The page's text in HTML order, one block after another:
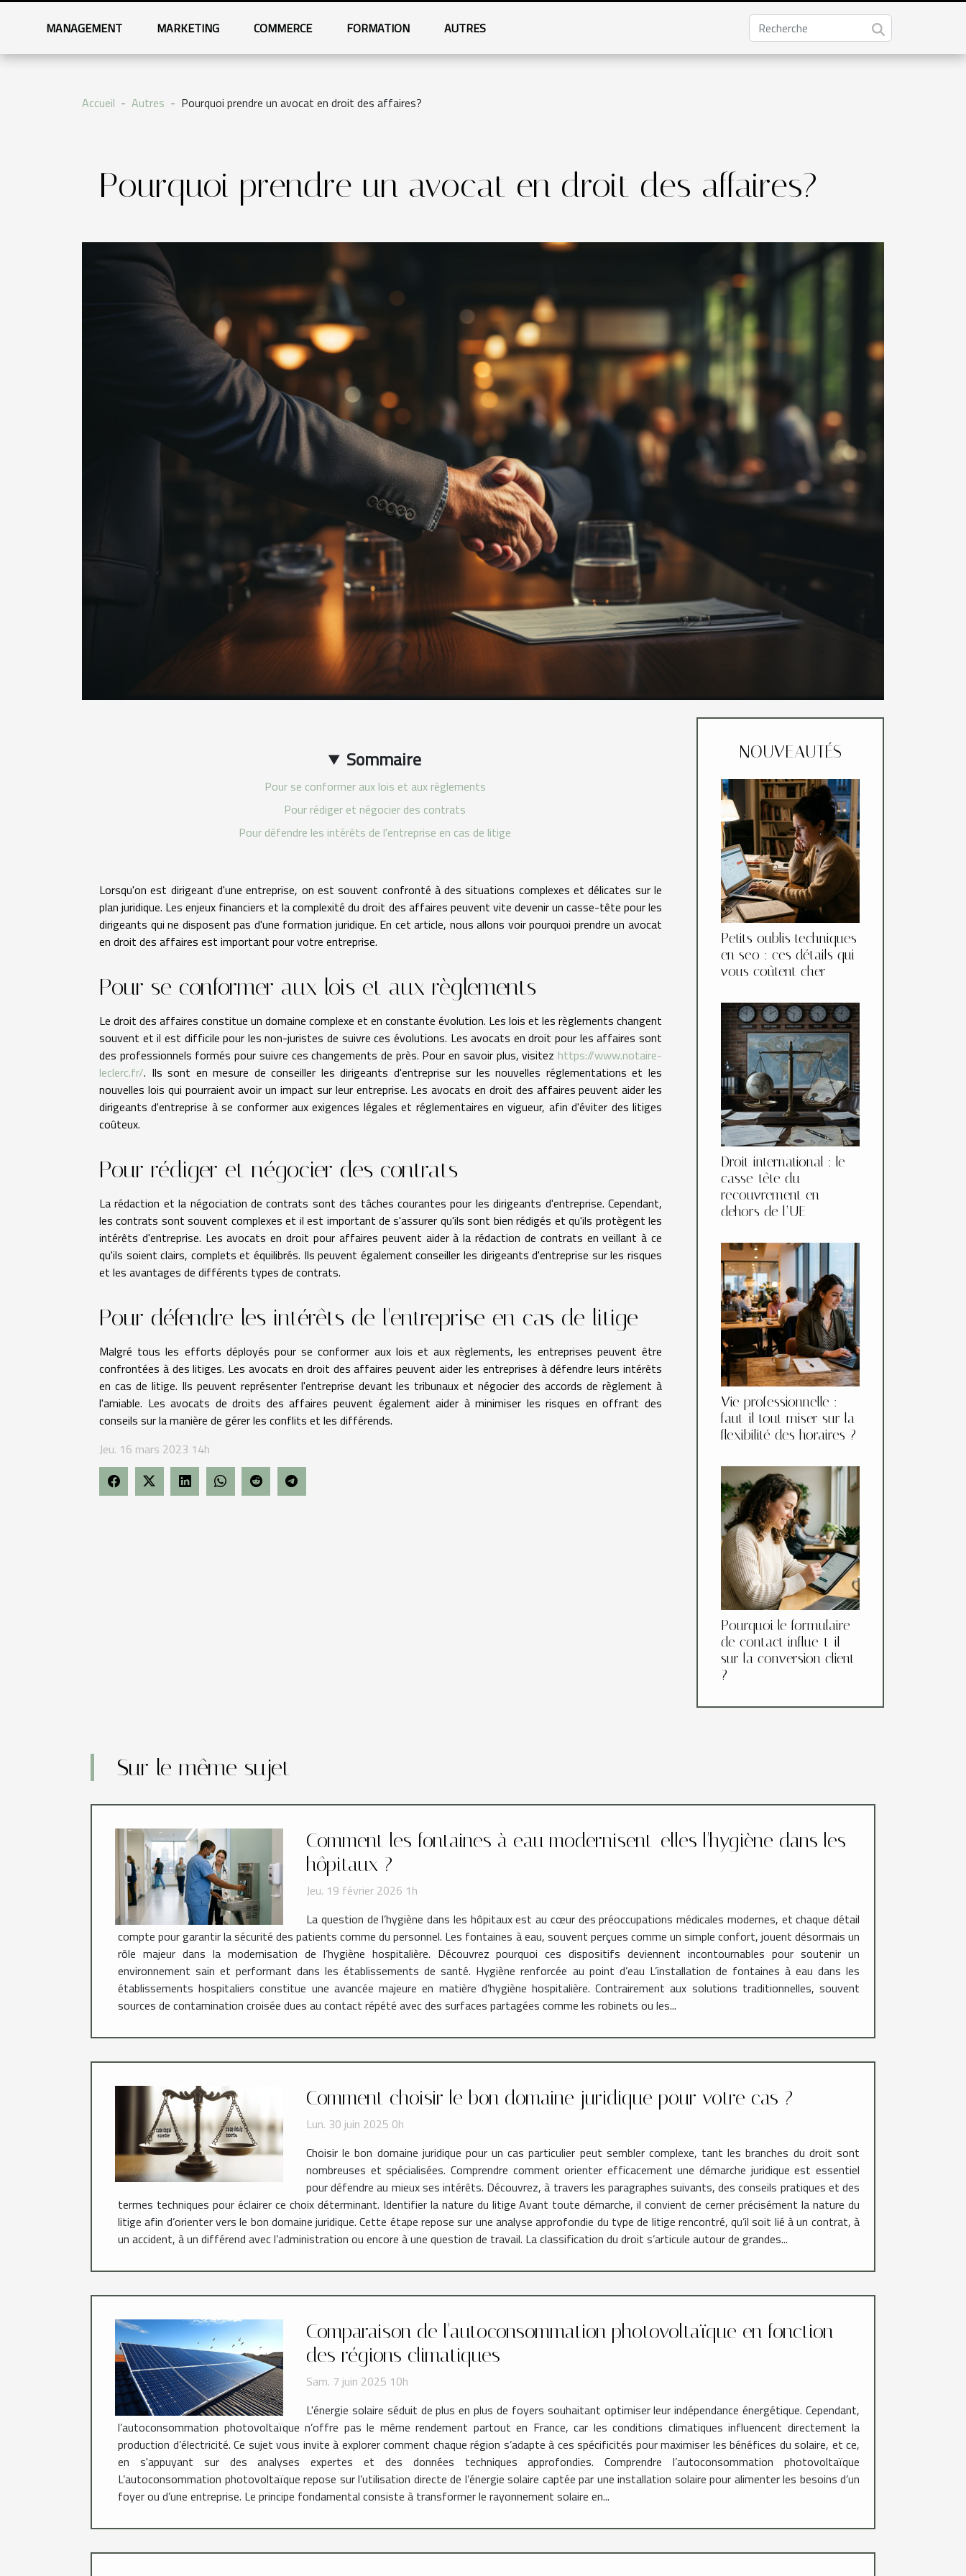
MANAGEMENT MARKETING COMMERCE FORMATION AUTRES
Accueil Autres Pourquoi prendre un avocat en droit des affaires?
Pourquoi prendre un avocat en droit des affaires?
Sommaire
Pour se conformer aux lois et aux règlements
Pour rédiger et négocier des contrats
Pour défendre les intérêts de l'entreprise en cas de litige
Lorsqu'on est dirigeant d'une entreprise, on est souvent confronté à des situations complexes et délicates sur le
plan juridique. Les enjeux financiers et la complexité du droit des affaires peuvent vite devenir un casse-tête pour les
dirigeants qui ne disposent pas d'une formation juridique. En cet article, nous allons voir pourquoi prendre un avocat
en droit des affaires est important pour votre entreprise.
Pour se conformer aux lois et aux règlements
Le droit des affaires constitue un domaine complexe et en constante évolution. Les lois et les règlements changent
souvent et il est difficile pour les non-juristes de suivre ces évolutions. Les avocats en droit pour les affaires sont
des professionnels formés pour suivre ces changements de près. Pour en savoir plus, visitez https://www.notaire-
leclerc.fr/. Ils sont en mesure de conseiller les dirigeants d'entreprise sur les nouvelles réglementations et les
nouvelles lois qui pourraient avoir un impact sur leur entreprise. Les avocats en droit des affaires peuvent aider les
dirigeants d'entreprise à se conformer aux exigences légales et réglementaires en vigueur, afin d'éviter des litiges
coûteux.
Pour rédiger et négocier des contrats
La rédaction et la négociation de contrats sont des tâches courantes pour les dirigeants d'entreprise. Cependant,
les contrats sont souvent complexes et il est important de s'assurer qu'ils sont bien rédigés et qu'ils protègent les
intérêts d'entreprise. Les avocats en droit pour affaires peuvent aider à la rédaction de contrats en veillant à ce
qu'ils soient clairs, complets et équilibrés. Ils peuvent également conseiller les dirigeants d'entreprise sur les risques
et les avantages de différents types de contrats.
Pour défendre les intérêts de l'entreprise en cas de litige
Malgré tous les efforts déployés pour se conformer aux lois et aux règlements, les entreprises peuvent être
confrontées à des litiges. Les avocats en droit des affaires peuvent aider les entreprises à défendre leurs intérêts
en cas de litige. Ils peuvent représenter l'entreprise devant les tribunaux et négocier des accords de règlement à
l'amiable. Les avocats de droits des affaires peuvent également aider à minimiser les risques en offrant des
conseils sur la manière de gérer les conflits et les différends.
Jeu. 16 mars 2023 14h
NOUVEAUTÉS
Petits oublis techniques
en seo : ces détails qui
vous coûtent cher
Droit international : le
casse-tête du
recouvrement en
dehors de l’UE
Vie professionnelle :
faut-il tout miser sur la
flexibilité des horaires ?
Pourquoi le formulaire
de contact influe-t-il
sur la conversion client
?
Sur le même sujet
Comment les fontaines à eau modernisent-elles l'hygiène dans les
hôpitaux ?
Jeu. 19 février 2026 1h
La question de l’hygiène dans les hôpitaux est au cœur des préoccupations médicales modernes, et chaque détail
compte pour garantir la sécurité des patients comme du personnel. Les fontaines à eau, souvent perçues comme un simple confort, jouent désormais un
rôle majeur dans la modernisation de l’hygiène hospitalière. Découvrez pourquoi ces dispositifs deviennent incontournables pour soutenir un
environnement sain et performant dans les établissements de santé. Hygiène renforcée au point d’eau L’installation de fontaines à eau dans les
établissements hospitaliers constitue une avancée majeure en matière d’hygiène hospitalière. Contrairement aux solutions traditionnelles, souvent
sources de contamination croisée dues au contact répété avec des surfaces partagées comme les robinets ou les...
Comment choisir le bon domaine juridique pour votre cas ?
Lun. 30 juin 2025 0h
Choisir le bon domaine juridique pour un cas particulier peut sembler complexe, tant les branches du droit sont
nombreuses et spécialisées. Comprendre comment orienter efficacement une démarche juridique est essentiel
pour défendre au mieux ses intérêts. Découvrez, à travers les paragraphes suivants, des conseils pratiques et des
termes techniques pour éclairer ce choix déterminant. Identifier la nature du litige Avant toute démarche, il convient de cerner précisément la nature du
litige afin d’orienter vers le bon domaine juridique. Cette étape repose sur une analyse approfondie du type de litige rencontré, qu’il soit lié à un contrat, à
un accident, à un différend avec l’administration ou encore à une question de travail. La classification du droit s’articule autour de grandes...
Comparaison de l'autoconsommation photovoltaïque en fonction
des régions climatiques
Sam. 7 juin 2025 10h
L'énergie solaire séduit de plus en plus de foyers souhaitant optimiser leur indépendance énergétique. Cependant,
l’autoconsommation photovoltaïque n’offre pas le même rendement partout en France, car les conditions climatiques influencent directement la
production d’électricité. Ce sujet vous invite à explorer comment chaque région s’adapte à ces spécificités pour maximiser les bénéfices du solaire, et ce,
en s'appuyant sur des analyses expertes et des données techniques approfondies. Comprendre l’autoconsommation photovoltaïque
L’autoconsommation photovoltaïque repose sur l’utilisation directe de l’énergie solaire captée par une installation solaire pour alimenter les besoins d’un
foyer ou d’une entreprise. Le principe fondamental consiste à transformer le rayonnement solaire en...